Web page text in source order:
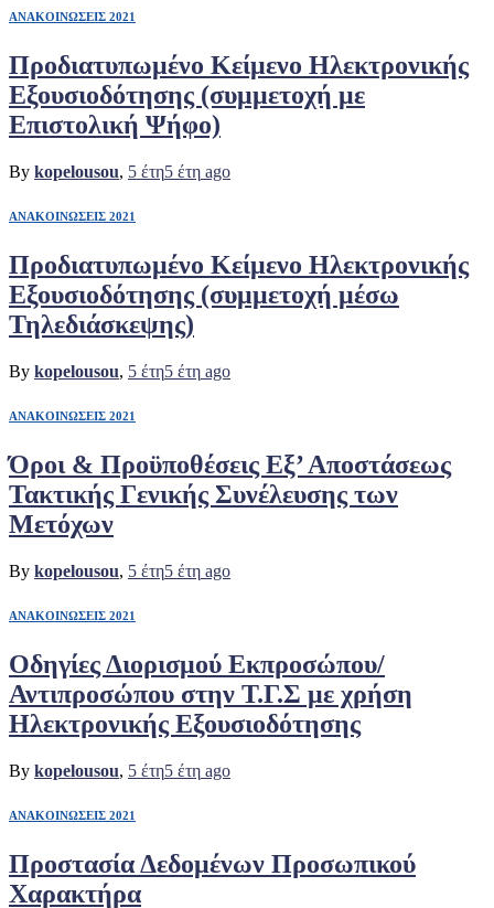
ΑΝΑΚΟΙΝΩΣΕΙΣ 2021
Προδιατυπωμένο Κείμενο Ηλεκτρονικής
Εξουσιοδότησης (συμμετοχή με
Επιστολική Ψήφο)
By kopelousou, 5 έτη5 έτη ago
ΑΝΑΚΟΙΝΩΣΕΙΣ 2021
Προδιατυπωμένο Κείμενο Ηλεκτρονικής
Εξουσιοδότησης (συμμετοχή μέσω
Τηλεδιάσκεψης)
By kopelousou, 5 έτη5 έτη ago
ΑΝΑΚΟΙΝΩΣΕΙΣ 2021
Όροι & Προϋποθέσεις Εξ’ Αποστάσεως
Τακτικής Γενικής Συνέλευσης των
Μετόχων
By kopelousou, 5 έτη5 έτη ago
ΑΝΑΚΟΙΝΩΣΕΙΣ 2021
Οδηγίες Διορισμού Εκπροσώπου/
Αντιπροσώπου στην Τ.Γ.Σ με χρήση
Ηλεκτρονικής Εξουσιοδότησης
By kopelousou, 5 έτη5 έτη ago
ΑΝΑΚΟΙΝΩΣΕΙΣ 2021
Προστασία Δεδομένων Προσωπικού
Χαρακτήρα